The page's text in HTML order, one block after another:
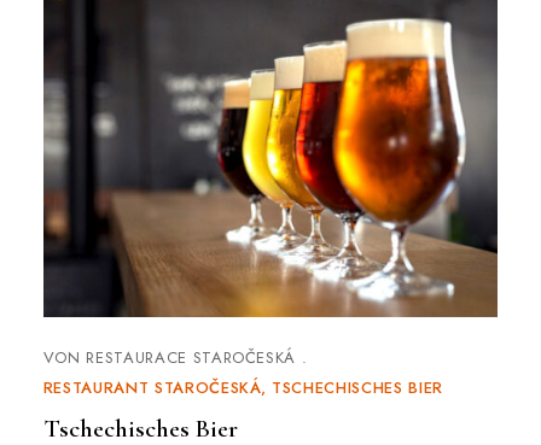
VON RESTAURACE STAROČESKÁ
RESTAURANT STAROČESKÁ TSCHECHISCHES BIER
Tschechisches Bier